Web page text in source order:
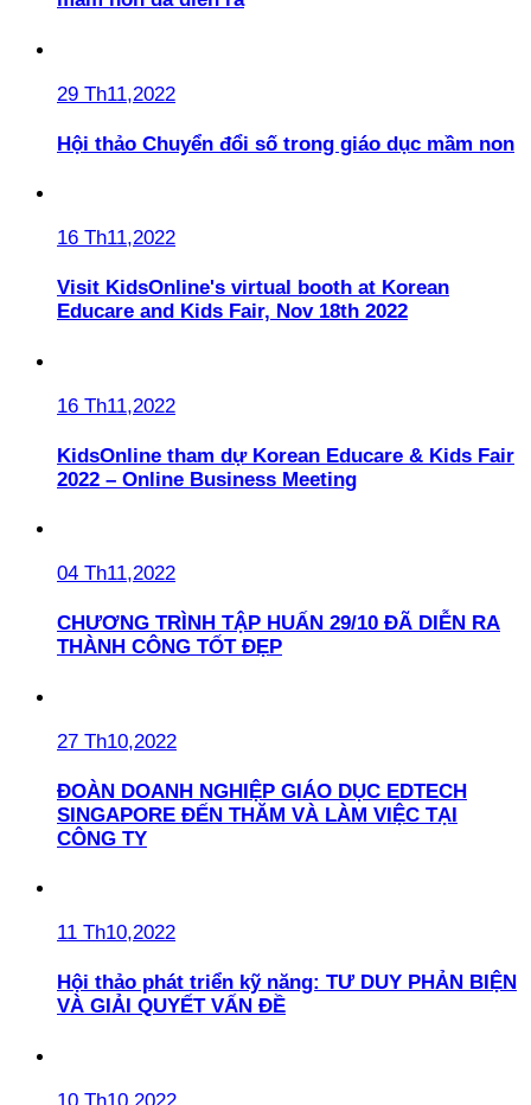
29 Th11,2022
Hội thảo Chuyển đổi số trong giáo dục mầm non
16 Th11,2022
Visit KidsOnline's virtual booth at Korean
Educare and Kids Fair, Nov 18th 2022
16 Th11,2022
KidsOnline tham dự Korean Educare & Kids Fair
2022 – Online Business Meeting
04 Th11,2022
CHƯƠNG TRÌNH TẬP HUẤN 29/10 ĐÃ DIỄN RA
THÀNH CÔNG TỐT ĐẸP
27 Th10,2022
ĐOÀN DOANH NGHIỆP GIÁO DỤC EDTECH
SINGAPORE ĐẾN THĂM VÀ LÀM VIỆC TẠI
CÔNG TY
11 Th10,2022
Hội thảo phát triển kỹ năng: TƯ DUY PHẢN BIỆN
VÀ GIẢI QUYẾT VẤN ĐỀ
10 Th10,2022